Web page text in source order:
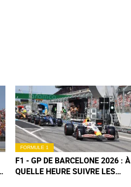
FORMULE 1
F1 - GP DE BARCELONE 2026 : À
QUELLE HEURE SUIVRE LES